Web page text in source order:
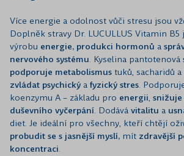
Více energie a odolnost vůči stresu jsou
Doplněk stravy Dr. LUCULLUS Vitamin
výrobu energie, produkci hormonů a
nervového systému. Kyselina pantotenová
podporuje metabolismus tuků, sacharidů
zvládat psychický a fyzický stres.
koenzymu A – základu pro energii, snižuje
duševního vyčerpání. Dodává vitalitu a
diet. Je ideální pro všechny, kteří chtějí
probudit se s jasnější myslí, mít zdravější
koncentraci.